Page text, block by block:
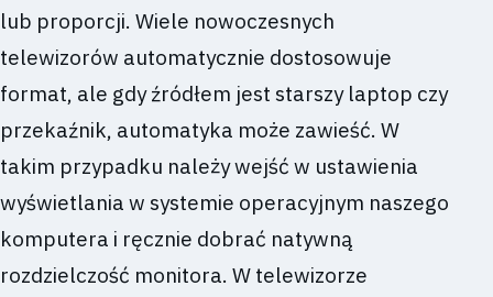
lub proporcji. Wiele nowoczesnych
telewizorów automatycznie dostosowuje
format, ale gdy źródłem jest starszy laptop czy
przekaźnik, automatyka może zawieść. W
takim przypadku należy wejść w ustawienia
wyświetlania w systemie operacyjnym naszego
komputera i ręcznie dobrać natywną
rozdzielczość monitora. W telewizorze